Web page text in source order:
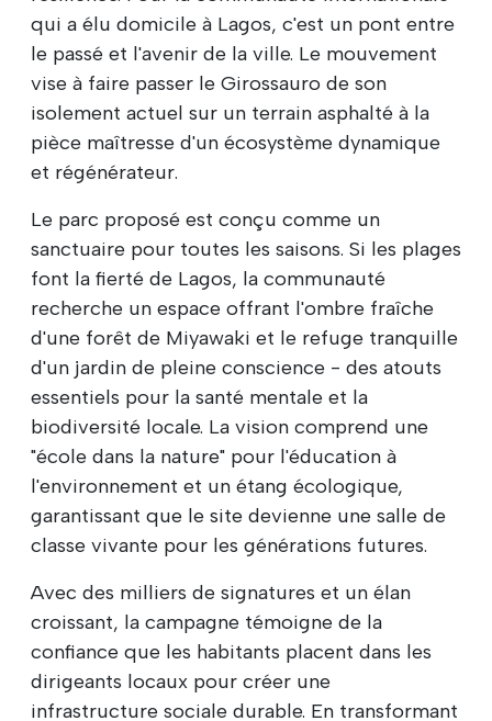
qui a élu domicile à Lagos, c'est un pont entre
le passé et l'avenir de la ville. Le mouvement
vise à faire passer le Girossauro de son
isolement actuel sur un terrain asphalté à la
pièce maîtresse d'un écosystème dynamique
et régénérateur.
Le parc proposé est conçu comme un
sanctuaire pour toutes les saisons. Si les plages
font la fierté de Lagos, la communauté
recherche un espace offrant l'ombre fraîche
d'une forêt de Miyawaki et le refuge tranquille
d'un jardin de pleine conscience - des atouts
essentiels pour la santé mentale et la
biodiversité locale. La vision comprend une
"école dans la nature" pour l'éducation à
l'environnement et un étang écologique,
garantissant que le site devienne une salle de
classe vivante pour les générations futures.
Avec des milliers de signatures et un élan
croissant, la campagne témoigne de la
confiance que les habitants placent dans les
dirigeants locaux pour créer une
infrastructure sociale durable. En transformant